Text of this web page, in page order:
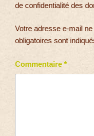
de confidentialité des
Votre adresse e-mail
obligatoires sont
Commentaire *